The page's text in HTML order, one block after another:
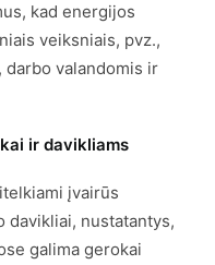
kad energijos
veiksniais, pvz.,
valandomis ir
ir davikliams
įvairūs
davikliai, nustatantys,
galima gerokai